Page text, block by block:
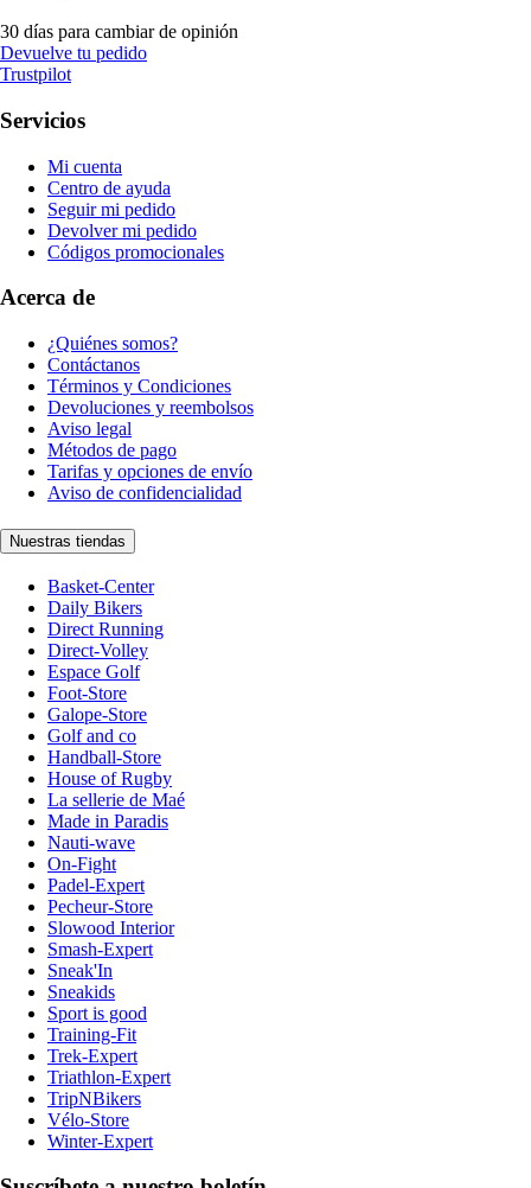
30 días para cambiar de opinión
Devuelve tu pedido
Trustpilot
Servicios
Mi cuenta
Centro de ayuda
Seguir mi pedido
Devolver mi pedido
Códigos promocionales
Acerca de
¿Quiénes somos?
Contáctanos
Términos y Condiciones
Devoluciones y reembolsos
Aviso legal
Métodos de pago
Tarifas y opciones de envío
Aviso de confidencialidad
Nuestras tiendas
Basket-Center
Daily Bikers
Direct Running
Direct-Volley
Espace Golf
Foot-Store
Galope-Store
Golf and co
Handball-Store
House of Rugby
La sellerie de Maé
Made in Paradis
Nauti-wave
On-Fight
Padel-Expert
Pecheur-Store
Slowood Interior
Smash-Expert
Sneak'In
Sneakids
Sport is good
Training-Fit
Trek-Expert
Triathlon-Expert
TripNBikers
Vélo-Store
Winter-Expert